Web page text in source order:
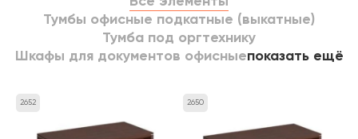
Тумбы офисные подкатные (выкатные)
Тумба под оргтехнику
Шкафы для документов офисныепоказать ещё
2652 2650